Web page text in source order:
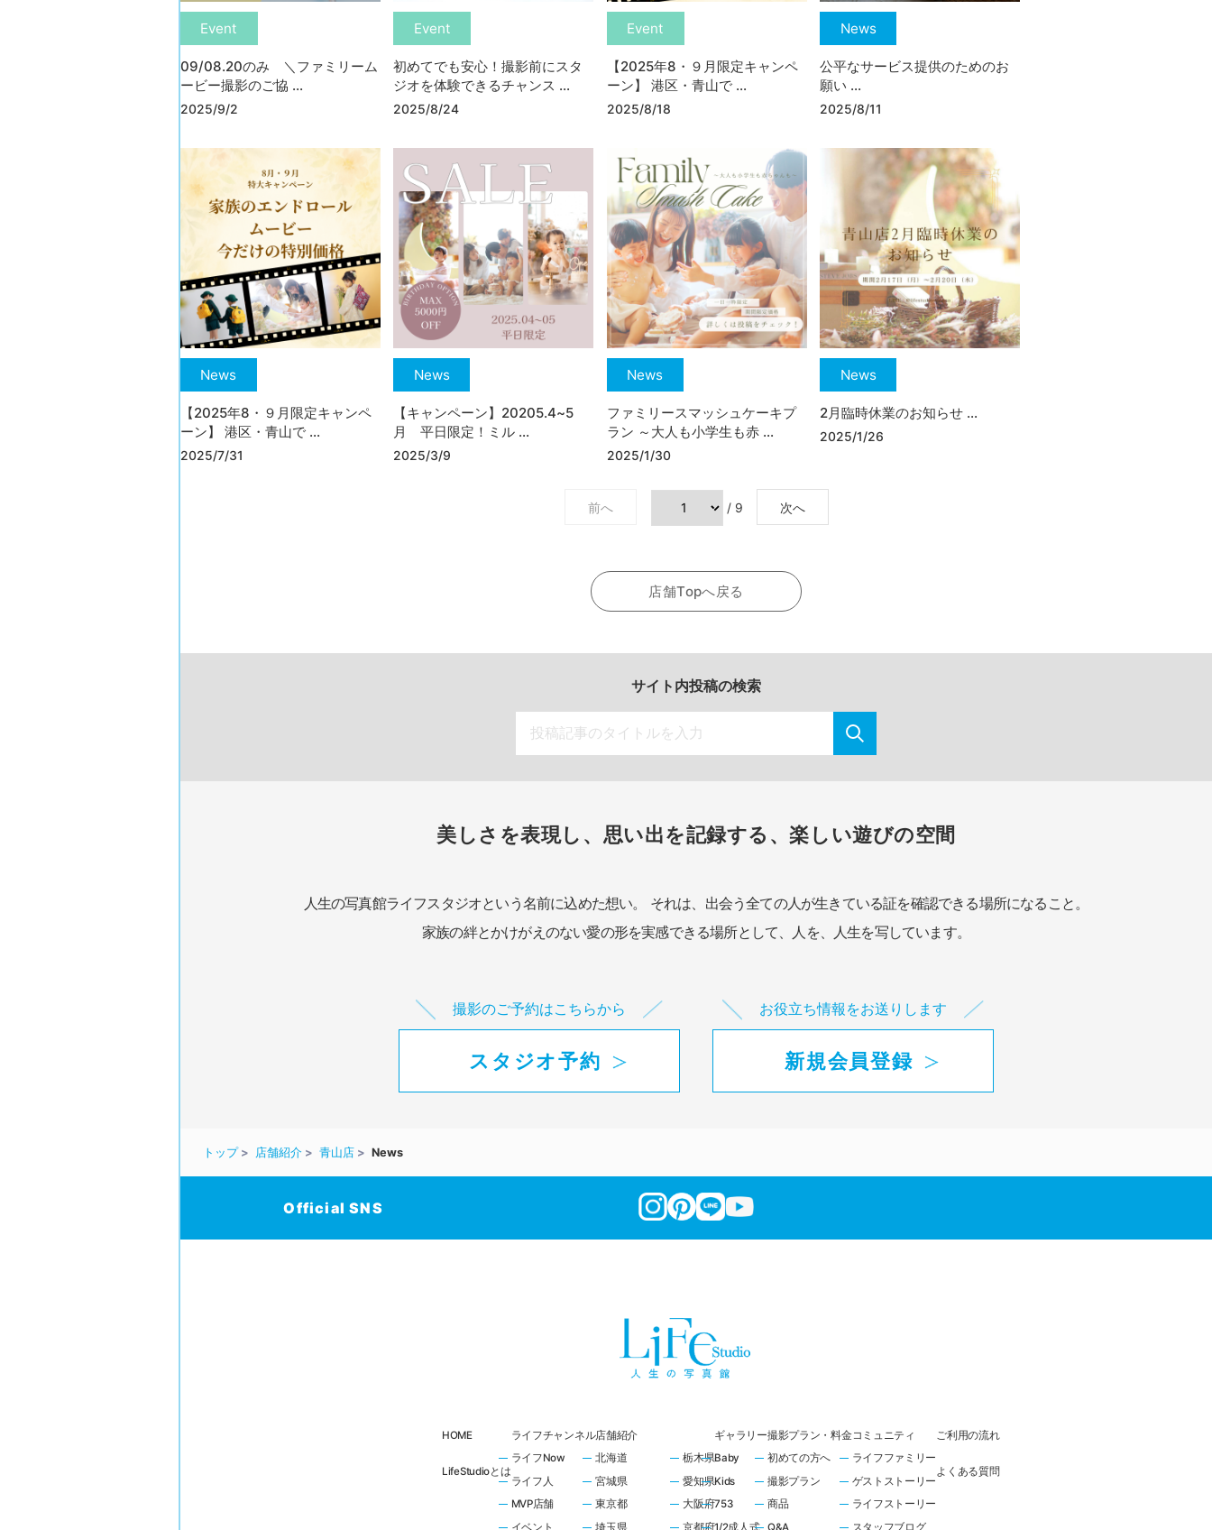
Event
09/08.20のみ ＼ファミリーム
ービー撮影のご協 ...
2025/9/2
Event
初めてでも安心！撮影前にスタ
ジオを体験できるチャンス ...
2025/8/24
Event
【2025年8・９月限定キャンペ
ーン】 港区・青山で ...
2025/8/18
News
公平なサービス提供のためのお
願い ...
2025/8/11
News
【2025年8・９月限定キャンペ
ーン】 港区・青山で ...
2025/7/31
News
【キャンペーン】20205.4~5
月 平日限定！ミル ...
2025/3/9
News
ファミリースマッシュケーキプ
ラン ～大人も小学生も赤 ...
2025/1/30
News
2月臨時休業のお知らせ ...
2025/1/26
前へ / 9 次へ
店舗Topへ戻る
サイト内投稿の検索
美しさを表現し、思い出を記録する、楽しい遊びの空間
人生の写真館ライフスタジオという名前に込めた想い。
それは、出会う全ての人が生きている証を確認できる場所になること。
家族の絆とかけがえのない愛の形を実感できる場所として、
人を、人生を写しています。
撮影のご予約はこちらから
スタジオ予約
お役立ち情報をお送りします
新規会員登録
トップ 店舗紹介 青山店 News
Official SNS
HOME
LifeStudioとは
ライフチャンネル
ライフNow
ライフ人
MVP店舗
イベント
店舗紹介
北海道
宮城県
東京都
埼玉県
栃木県
愛知県
大阪府
京都府
ギャラリー
Baby
Kids
753
1/2成人式
撮影プラン・料金
初めての方へ
撮影プラン
商品
Q&A
コミュニティ
ライフファミリー
ゲストストーリー
ライフストーリー
スタッフブログ
ご利用の流れ
よくある質問